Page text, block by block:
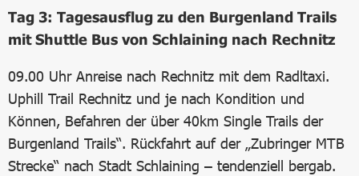
Tag 3: Tagesausflug zu den Burgenland Trails
mit Shuttle Bus von Schlaining nach Rechnitz
09.00 Uhr Anreise nach Rechnitz mit dem Radltaxi.
Uphill Trail Rechnitz und je nach Kondition und
Können, Befahren der über 40km Single Trails der
Burgenland Trails“. Rückfahrt auf der „Zubringer MTB
Strecke“ nach Stadt Schlaining – tendenziell bergab.